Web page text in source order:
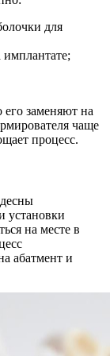
для
имплантате;
его заменяют на
чаще
процесс.
установки
на месте в
абатмент и